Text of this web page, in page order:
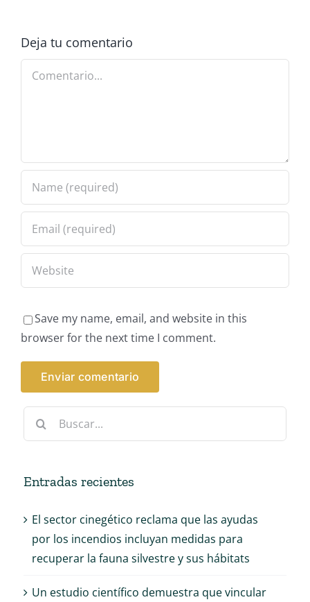
Deja tu comentario
Comentario
Save my name, email, and website in this
browser for the next time I comment.
Buscar:
Entradas recientes
El sector cinegético reclama que las ayudas
por los incendios incluyan medidas para
recuperar la fauna silvestre y sus hábitats
Un estudio científico demuestra que vincular